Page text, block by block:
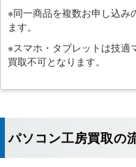
※同一商品を複数お申し込み
ます。
※スマホ・タブレットは技適
買取不可となります。
パソコン工房買取の